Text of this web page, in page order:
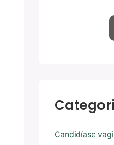
Candidíase